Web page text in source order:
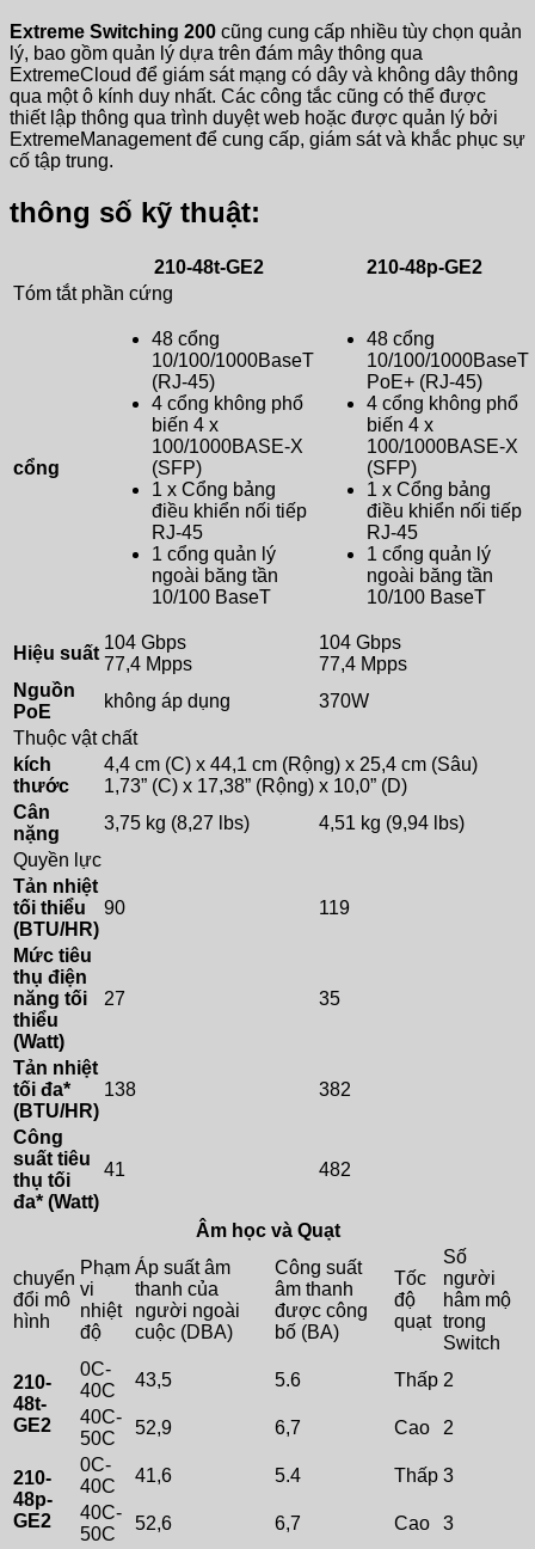
Extreme Switching 200 cũng cung cấp nhiều tùy chọn quản
lý, bao gồm quản lý dựa trên đám mây thông qua
ExtremeCloud để giám sát mạng có dây và không dây thông
qua một ô kính duy nhất. Các công tắc cũng có thể được
thiết lập thông qua trình duyệt web hoặc được quản lý bởi
ExtremeManagement để cung cấp, giám sát và khắc phục sự
cố tập trung.
thông số kỹ thuật:
210-48t-GE2
210-48p-GE2
Tóm tắt phần cứng
cổng
48 cổng
10/100/1000BaseT
(RJ-45)
4 cổng không phổ
biến 4 x
100/1000BASE-X
(SFP)
1 x Cổng bảng
điều khiển nối tiếp
RJ-45
1 cổng quản lý
ngoài băng tần
10/100 BaseT
48 cổng
10/100/1000BaseT
PoE+ (RJ-45)
4 cổng không phổ
biến 4 x
100/1000BASE-X
(SFP)
1 x Cổng bảng
điều khiển nối tiếp
RJ-45
1 cổng quản lý
ngoài băng tần
10/100 BaseT
Hiệu suất
104 Gbps
77,4 Mpps
104 Gbps
77,4 Mpps
Nguồn
PoE
không áp dụng
370W
Thuộc vật chất
kích
thước
4,4 cm (C) x 44,1 cm (Rộng) x 25,4 cm (Sâu)
1,73” (C) x 17,38” (Rộng) x 10,0” (D)
Cân
nặng
3,75 kg (8,27 lbs)
4,51 kg (9,94 lbs)
Quyền lực
Tản nhiệt
tối thiểu
(BTU/HR)
90 119
Mức tiêu
thụ điện
năng tối
thiểu
(Watt)
27 35
Tản nhiệt
tối đa*
(BTU/HR)
138 382
Công
suất tiêu
thụ tối
đa* (Watt)
41 482
Âm học và Quạt
chuyển
đổi mô
hình
Phạm
vi
nhiệt
độ
Áp suất âm
thanh của
người ngoài
cuộc (DBA)
Công suất
âm thanh
được công
bố (BA)
Tốc
độ
quạt
Số
người
hâm mộ
trong
Switch
210-
48t-
GE2
0C-
40C
43,5 5.6 Thấp 2
40C-
50C
52,9 6,7 Cao 2
210-
48p-
GE2
0C-
40C
41,6 5.4 Thấp 3
40C-
50C
52,6 6,7 Cao 3